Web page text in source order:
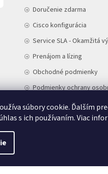
súbory cookie. Ďalším
s ich používaním. Viac
Doručenie zdarma
Cisco konfigurácia
Service SLA - Okamžitá
Prenájom a lízing
Obchodné podmienky
Podmienky ochrany
Kontakt
CISCO